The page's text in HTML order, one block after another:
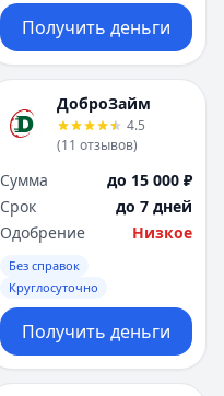
Получить деньги
ДоброЗайм
4.5
(11 отзывов)
Сумма
до 15 000 ₽
Срок
до 7 дней
Одобрение
Низкое
Без справок
Круглосуточно
Получить деньги